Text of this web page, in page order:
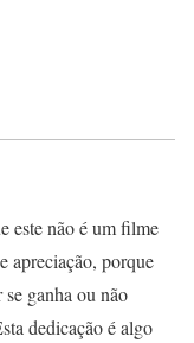
este não é um filme
apreciação, porque
ganha ou não
dedicação é algo